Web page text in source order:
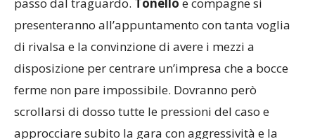
passo dal traguardo.
e compagne si
presenteranno all’appuntamento con tanta voglia
disposizione per centrare un’impresa che a bocce
ferme non pare impossibile. Dovranno però
scrollarsi di dosso tutte le pressioni del caso e